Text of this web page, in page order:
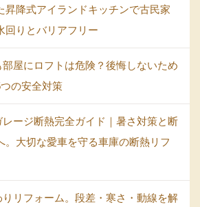
昇降式アイランドキッチンで古民家
回りとバリアフリー
部屋にロフトは危険？後悔しないため
の安全対策
レージ断熱完全ガイド｜暑さ対策と断
。大切な愛車を守る車庫の断熱リフ
りリフォーム。段差・寒さ・動線を解